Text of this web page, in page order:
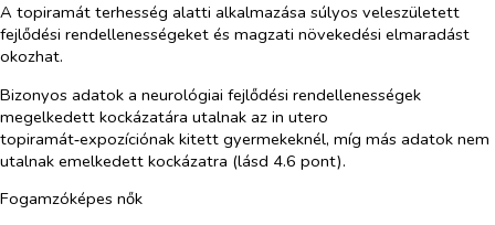
A topiramát terhesség alatti alkalmazása súlyos veleszületett
fejlődési rendellenességeket és magzati növekedési elmaradást
okozhat.
Bizonyos adatok a neurológiai fejlődési rendellenességek
megelkedett kockázatára utalnak az in utero
topiramát‑expozíciónak kitett gyermekeknél, míg más adatok nem
utalnak emelkedett kockázatra (lásd 4.6 pont).
Fogamzóképes nők